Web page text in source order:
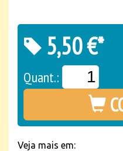
5,50 €*
Quant.:
Veja mais em: